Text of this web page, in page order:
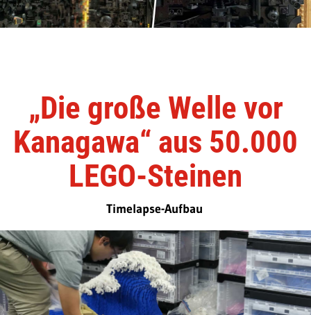
„Die große Welle vor
Kanagawa“ aus 50.000
LEGO-Steinen
Timelapse-Aufbau